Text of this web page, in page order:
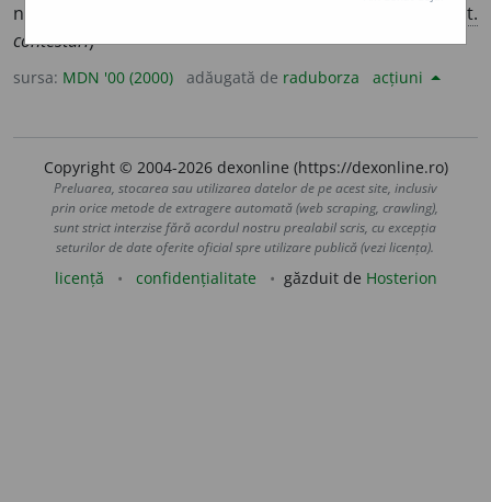
nega. 2. (
lat.
contestari)
sursa: MDN '00 (2000) adăugată de raduborza acțiuni
Copyright © 2004-2026 dexonline (https://dexonline.ro)
Preluarea, stocarea sau utilizarea datelor de pe acest site, inclusiv
prin orice metode de extragere automată (web scraping, crawling),
sunt strict interzise fără acordul nostru prealabil scris, cu excepția
seturilor de date oferite oficial spre utilizare publică (vezi licența).
licență confidențialitate găzduit de Hosterion